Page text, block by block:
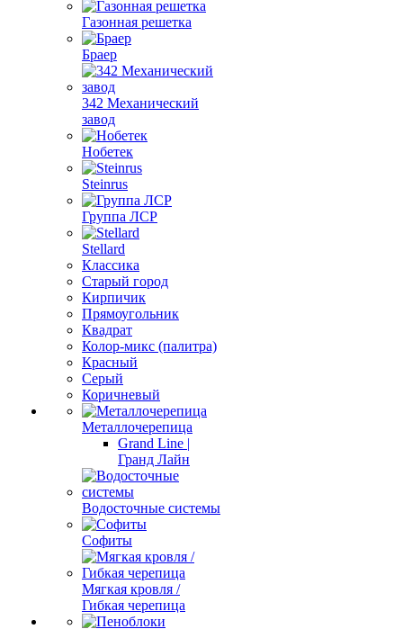
Газонная решетка
Браер
342 Механический
завод
Нобетек
Steinrus
Группа ЛСР
Stellard
Классика
Старый город
Кирпичик
Прямоугольник
Квадрат
Колор-микс (палитра)
Красный
Серый
Коричневый
Металлочерепица
Grand Line |
Гранд Лайн
Водосточные системы
Софиты
Мягкая кровля /
Гибкая черепица